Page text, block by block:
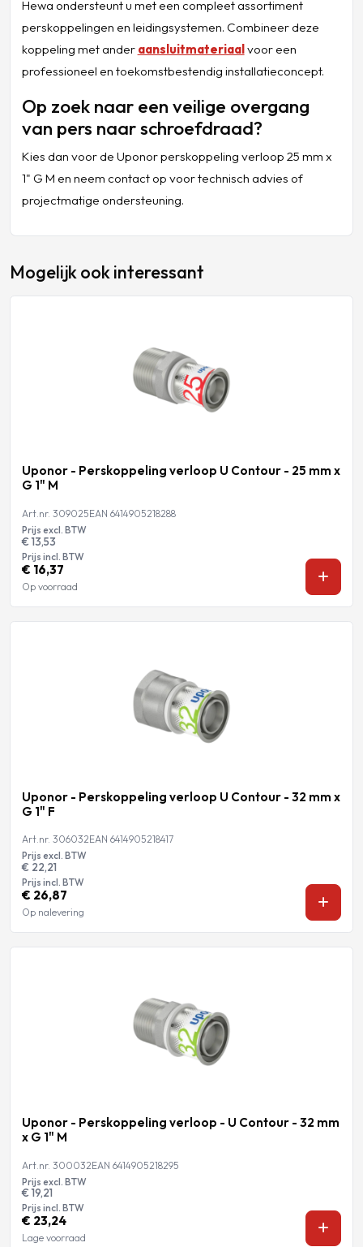
Hewa ondersteunt u met een compleet assortiment
perskoppelingen en leidingsystemen. Combineer deze
koppeling met ander aansluitmateriaal voor een
professioneel en toekomstbestendig installatieconcept.
Op zoek naar een veilige overgang
van pers naar schroefdraad?
Kies dan voor de Uponor perskoppeling verloop 25 mm x
1" G M en neem contact op voor technisch advies of
projectmatige ondersteuning.
Mogelijk ook interessant
Uponor - Perskoppeling verloop U Contour - 25 mm x
G 1" M
Art.nr. 309025EAN 6414905218288
Prijs excl. BTW
€ 13,53
Prijs incl. BTW
€ 16,37
Op voorraad
Uponor - Perskoppeling verloop U Contour - 32 mm x
G 1" F
Art.nr. 306032EAN 6414905218417
Prijs excl. BTW
€ 22,21
Prijs incl. BTW
€ 26,87
Op nalevering
Uponor - Perskoppeling verloop - U Contour - 32 mm
x G 1" M
Art.nr. 300032EAN 6414905218295
Prijs excl. BTW
€ 19,21
Prijs incl. BTW
€ 23,24
Lage voorraad